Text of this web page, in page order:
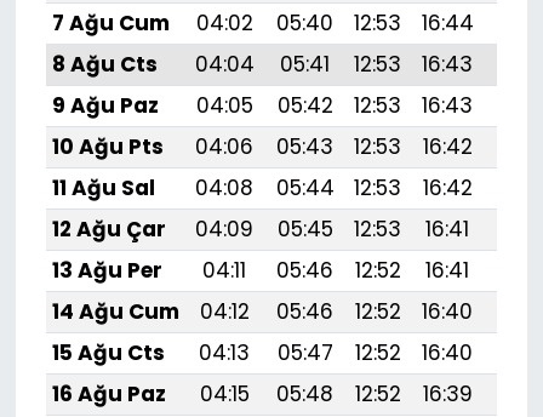
7 Ağu Cum
04:02 05:40 12:53 16:44
8 Ağu Cts
04:04 05:41 12:53 16:43
9 Ağu Paz
04:05 05:42 12:53 16:43
10 Ağu Pts
04:06 05:43 12:53 16:42
11 Ağu Sal
04:08 05:44 12:53 16:42
12 Ağu Çar
04:09 05:45 12:53 16:41
13 Ağu Per
04:11 05:46 12:52 16:41
14 Ağu Cum
04:12 05:46 12:52 16:40
15 Ağu Cts
04:13 05:47 12:52 16:40
16 Ağu Paz
04:15 05:48 12:52 16:39